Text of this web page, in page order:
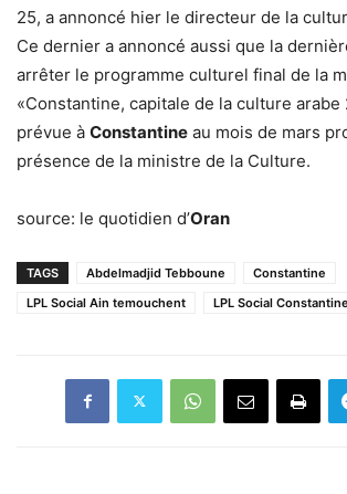
25, a annoncé hier le directeur de la
Ce dernier a annoncé aussi que la
arrêter le programme culturel final de la
«Constantine, capitale de la culture arabe
prévue à Constantine au mois de mars
présence de la ministre de la Culture.
source: le quotidien d’Oran
TAGS Abdelmadjid Tebboune
Constantine
LPL Social Ain temouchent
LPL Social Constantine